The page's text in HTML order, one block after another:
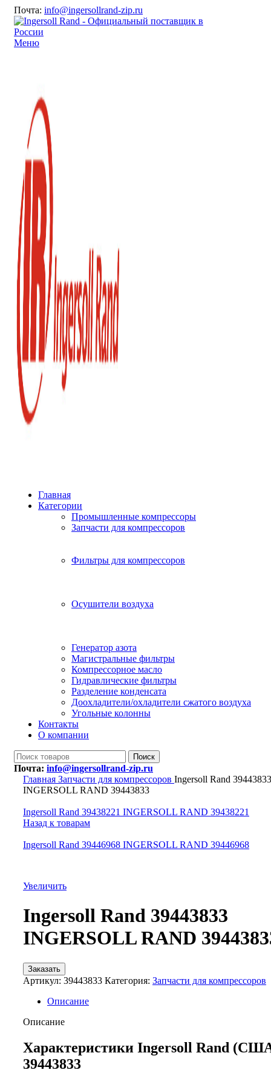
Почта: info@ingersollrand-zip.ru
Меню
Главная
Категории
Промышленные компрессоры
Запчасти для компрессоров
Фильтры для компрессоров
Осушители воздуха
Генератор азота
Магистральные фильтры
Компрессорное масло
Гидравлические фильтры
Разделение конденсата
Доохладители/охладители сжатого воздуха
Угольные колонны
Контакты
О компании
Поиск
Почта: info@ingersollrand-zip.ru
Главная Запчасти для компрессоров Ingersoll Rand 39443833
INGERSOLL RAND 39443833
Ingersoll Rand 39438221 INGERSOLL RAND 39438221
Назад к товарам
Ingersoll Rand 39446968 INGERSOLL RAND 39446968
Увеличить
Ingersoll Rand 39443833
INGERSOLL RAND
Заказать
Артикул: 39443833 Категория: Запчасти для компрессоров
Описание
Описание
Характеристики Ingersoll Rand
39443833